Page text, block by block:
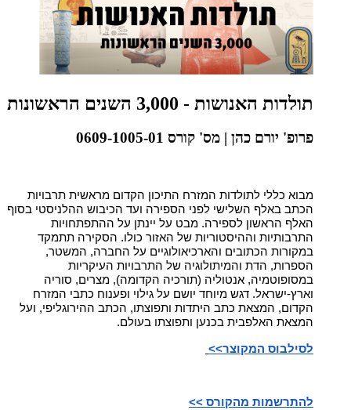
תולדות האנושות - 3,000 השנים הראשונות
פרופ' יורם כהן | מס' קורס 0609-1005-01
מבוא כללי לתולדות המזרח התיכון הקדום מראשית תרבויות
הכתב באלף השלישי לפני הספירה ועד הכיבוש ההלניסטי בסוף
האלף הראשון לספירה. מבט על יינתן על ההתפתחויות
התרבותיות וההיסטוריות של האזור כולו. הסקירה תתמקד
במקורות הכתובים והארכיאולוגיים על החברה, המשטר,
הספרות, הדת והמיתולוגיה של התרבויות העיקריות
במסופוטמיה, אנטוליה (תורכיה הקדומה), מצרים, סוריה
וארץ-ישראל. דגש מיוחד יושם על גילוי ופענוח כתבי המזרח
הקדום, המצאת כתב היתדות ותפוצתו, הכתב ההירוגליפי, ועל
המצאת האלפבית בכנען ותפוצתו בעולם.
לסילבוס המקוצר>>
להתרשמות מהקורס >>